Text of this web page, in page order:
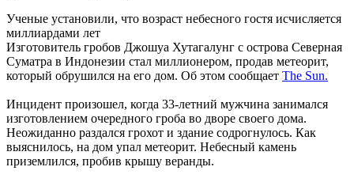
Ученые установили, что возраст небесного гостя исчисляется
миллиардами лет
Изготовитель гробов Джошуа Хутагалунг с острова Северная
Суматра в Индонезии стал миллионером, продав метеорит,
который обрушился на его дом. Об этом сообщает The Sun.
Инцидент произошел, когда 33-летний мужчина занимался
изготовлением очередного гроба во дворе своего дома.
Неожиданно раздался грохот и здание содрогнулось. Как
выяснилось, на дом упал метеорит. Небесный камень
приземлился, пробив крышу веранды.